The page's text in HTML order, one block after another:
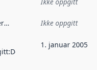
Oppdateringsfrekvens :
Ikke oppgitt
:Denne datoen sier når
1. januar 2005